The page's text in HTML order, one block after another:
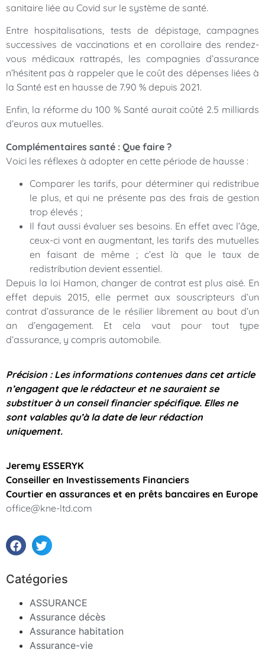
sanitaire liée au Covid sur le système de santé.
Entre hospitalisations, tests de dépistage, campagnes
successives de vaccinations et en corollaire des rendez-
vous médicaux rattrapés, les compagnies d’assurance
n’hésitent pas à rappeler que le coût des dépenses liées à
la Santé est en hausse de 7.90 % depuis 2021.
Enfin, la réforme du 100 % Santé aurait coûté 2.5 milliards
d’euros aux mutuelles.
Complémentaires santé : Que faire ?
Voici les réflexes à adopter en cette période de hausse :
Comparer les tarifs, pour déterminer qui redistribue
le plus, et qui ne présente pas des frais de gestion
trop élevés ;
Il faut aussi évaluer ses besoins. En effet avec l’âge,
ceux-ci vont en augmentant, les tarifs des mutuelles
en faisant de même ; c’est là que le taux de
redistribution devient essentiel.
Depuis la loi Hamon, changer de contrat est plus aisé. En
effet depuis 2015, elle permet aux souscripteurs d’un
contrat d’assurance de le résilier librement au bout d’un
an d’engagement. Et cela vaut pour tout type
d’assurance, y compris automobile.
Précision : Les informations contenues dans cet article
n’engagent que le rédacteur et ne sauraient se
substituer à un conseil financier spécifique. Elles ne
sont valables qu’à la date de leur rédaction
uniquement.
Jeremy ESSERYK
Conseiller en Investissements Financiers
Courtier en assurances et en prêts bancaires en Europe
office@kne-ltd.com
Catégories
ASSURANCE
Assurance décès
Assurance habitation
Assurance-vie